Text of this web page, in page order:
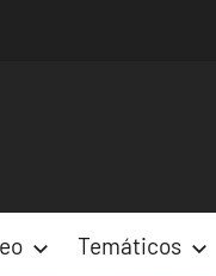
Temáticos